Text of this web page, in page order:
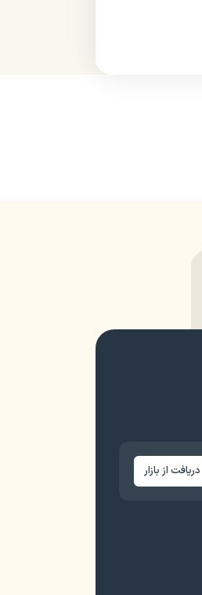
دریافت از بازار